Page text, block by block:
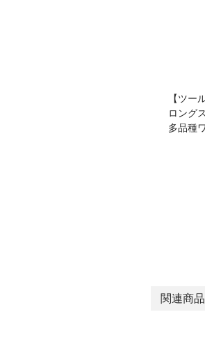
【ツー
ロング
多品種
関連商品